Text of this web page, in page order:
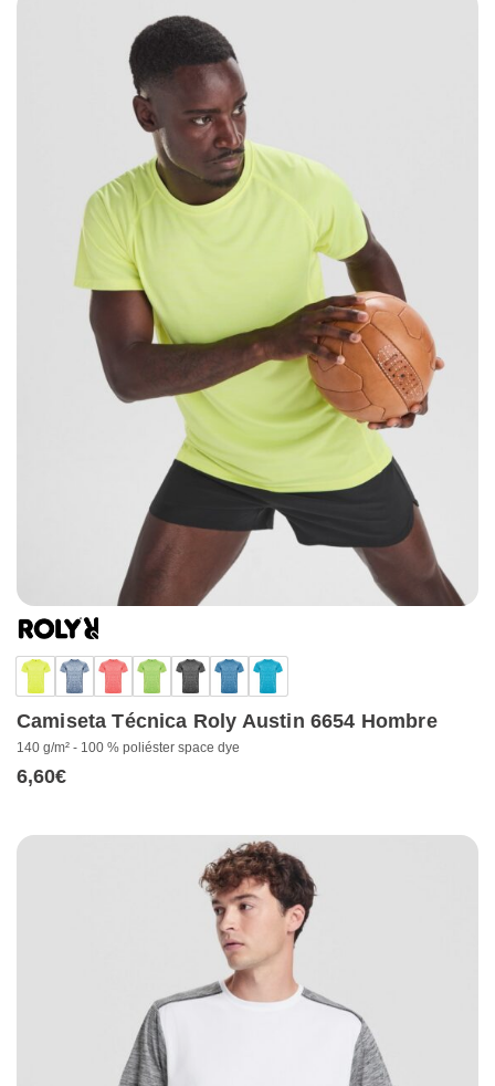
Camiseta Técnica Roly Austin 6654 Hombre
140 g/m² - 100 % poliéster space dye
6,60€